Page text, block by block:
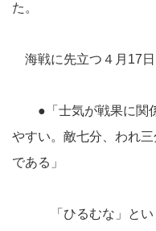
た。
海戦に先立つ４月17日
●「士気が戦果に関係
やすい。敵七分、われ
である」
「ひるむな」という